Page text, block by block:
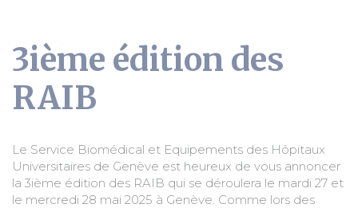
3ième édition des
RAIB
Le Service Biomédical et Equipements des Hôpitaux
Universitaires de Genève est heureux de vous annoncer
la 3ième édition des RAIB qui se déroulera le mardi 27 et
le mercredi 28 mai 2025 à Genève. Comme lors des